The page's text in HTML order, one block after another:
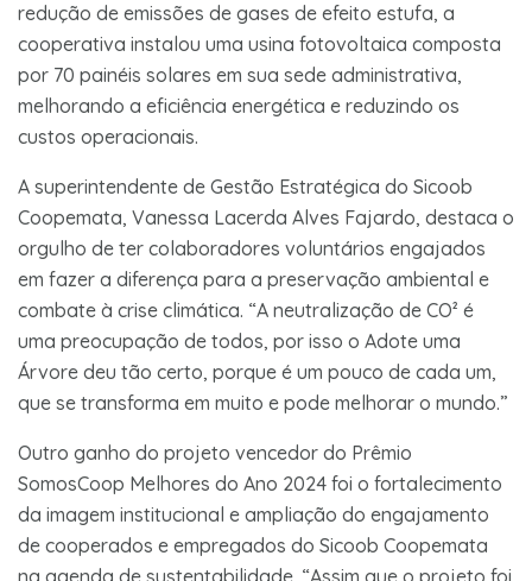
redução de emissões de gases de efeito estufa, a
cooperativa instalou uma usina fotovoltaica composta
por 70 painéis solares em sua sede administrativa,
melhorando a eficiência energética e reduzindo os
custos operacionais.
A superintendente de Gestão Estratégica do Sicoob
Coopemata, Vanessa Lacerda Alves Fajardo, destaca o
orgulho de ter colaboradores voluntários engajados
em fazer a diferença para a preservação ambiental e
combate à crise climática. “A neutralização de CO² é
uma preocupação de todos, por isso o Adote uma
Árvore deu tão certo, porque é um pouco de cada um,
que se transforma em muito e pode melhorar o mundo.”
Outro ganho do projeto vencedor do Prêmio
SomosCoop Melhores do Ano 2024 foi o fortalecimento
da imagem institucional e ampliação do engajamento
de cooperados e empregados do Sicoob Coopemata
na agenda de sustentabilidade. “Assim que o projeto foi